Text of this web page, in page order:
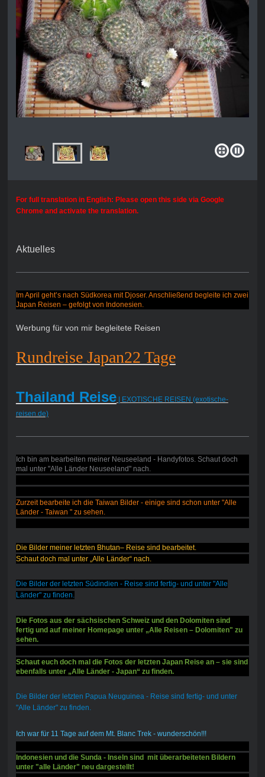
For full translation in English: Please open this side via Google
Chrome and activate the translation.
Aktuelles
Im April geht’s nach Südkorea mit Djoser. Anschließend begleite ich zwei
Japan Reisen – gefolgt von Indonesien.
Werbung für von mir begleitete Reisen
Rundreise Japan22 Tage
Thailand Reise| EXOTISCHE REISEN (exotische-
reisen.de)
Ich bin am bearbeiten meiner Neuseeland - Handyfotos. Schaut doch
mal unter "Alle Länder Neuseeland" nach.
Zurzeit bearbeite ich die Taiwan Bilder - einige sind schon unter "Alle
Länder - Taiwan " zu sehen.
Die Bilder meiner letzten Bhutan– Reise sind bearbeitet.
Schaut doch mal unter „Alle Länder“ nach.
Die Bilder der letzten Südindien - Reise sind fertig- und unter "Alle
Länder" zu finden.
Die Fotos aus der sächsischen Schweiz und den Dolomiten sind
fertig und auf meiner Homepage unter „Alle Reisen – Dolomiten" zu
sehen.
Schaut euch doch mal die Fotos der letzten Japan Reise an – sie sind
ebenfalls unter „Alle Länder - Japan“ zu finden.
Die Bilder der letzten Papua Neuguinea - Reise sind fertig- und unter
"Alle Länder" zu finden.
Ich war für 11 Tage auf dem Mt. Blanc Trek - wunderschön!!!
Indonesien und die Sunda - Inseln sind mit überarbeiteten Bildern
unter "alle Länder" neu dargestellt!